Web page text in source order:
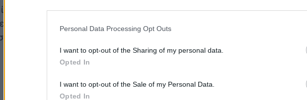
Personal Data Processing Opt Outs
I want to opt-out of the Sharing of my personal data.
Opted In
I want to opt-out of the Sale of my Personal Data.
Opted In
στα μέσα κοινωνικής δικτύωσης καθώς ανέβασε μια
χεράκι του νεογέννητου.
στο